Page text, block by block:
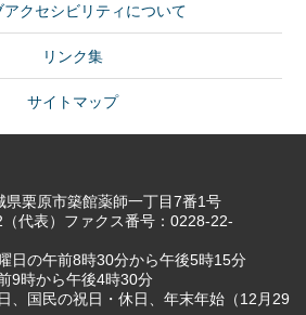
アクセシビリティについて
リンク集
サイトマップ
栗原市築館薬師一丁目7番1号
（代表）ファクス番号：0228-22-
日の午前8時30分から午後5時15分
9時から午後4時30分
、国民の祝日・休日、年末年始（12月29